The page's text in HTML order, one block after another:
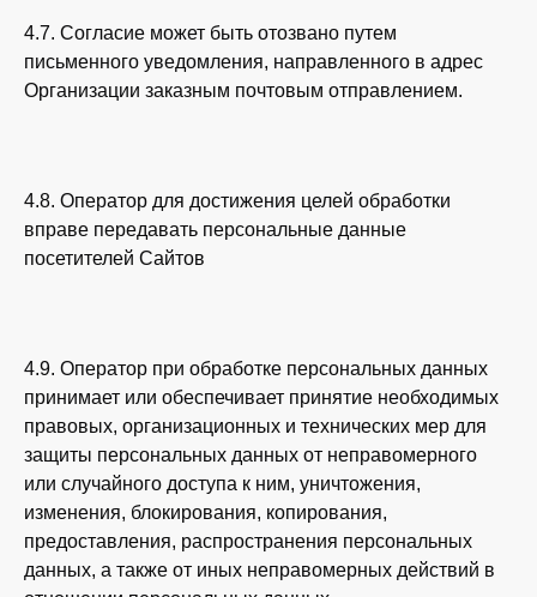
4.7. Согласие может быть отозвано путем
письменного уведомления, направленного в адрес
Организации заказным почтовым отправлением.
4.8. Оператор для достижения целей обработки
вправе передавать персональные данные
посетителей Сайтов
4.9. Оператор при обработке персональных данных
принимает или обеспечивает принятие необходимых
правовых, организационных и технических мер для
защиты персональных данных от неправомерного
или случайного доступа к ним, уничтожения,
изменения, блокирования, копирования,
предоставления, распространения персональных
данных, а также от иных неправомерных действий в